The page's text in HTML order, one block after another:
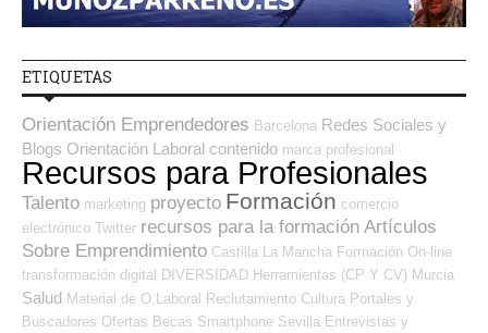
ETIQUETAS
Orientación Emprendedores Barcelona Redes Sociales y
Blogs Orientación Laboral contenido marca profesional
Recursos para Profesionales
Talento marketing proyecto Formación comercio
electrónico Twitter recursos para la formación Artículos
Sobre Emprendimiento Castilla La Mancha Formación On-line
transformación digital DIVERSIDAD Herramientas (CP Y CV) Murcia
Salud Material de O.Laboral Reclutamiento Cultura Portales y
Buscadores Ofertas Becas Smartphone Sevilla Entrevistas y